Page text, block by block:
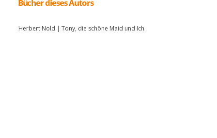
Herbert Nold | Tony, die schöne Maid und Ich
Bücher dieses Autors